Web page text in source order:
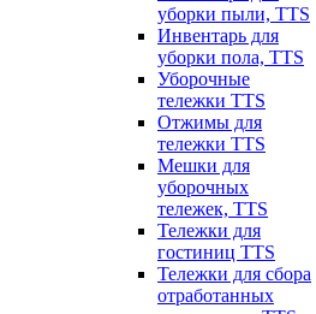
уборки пыли, TTS
Инвентарь для
уборки пола, TTS
Уборочные
тележки TTS
Отжимы для
тележки TTS
Мешки для
уборочных
тележек, TTS
Тележки для
гостиниц TTS
Тележки для сбора
отработанных